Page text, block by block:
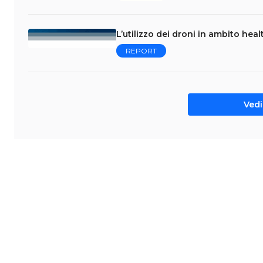
L’utilizzo dei droni in ambito
REPORT